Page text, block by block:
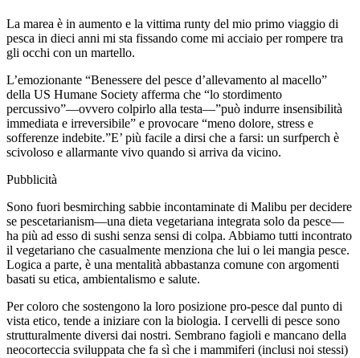
La marea è in aumento e la vittima runty del mio primo viaggio di
pesca in dieci anni mi sta fissando come mi acciaio per rompere tra
gli occhi con un martello.
L’emozionante “Benessere del pesce d’allevamento al macello”
della US Humane Society afferma che “lo stordimento
percussivo”—ovvero colpirlo alla testa—”può indurre insensibilità
immediata e irreversibile” e provocare “meno dolore, stress e
sofferenze indebite.”E’ più facile a dirsi che a farsi: un surfperch è
scivoloso e allarmante vivo quando si arriva da vicino.
Pubblicità
Sono fuori besmirching sabbie incontaminate di Malibu per decidere
se pescetarianism—una dieta vegetariana integrata solo da pesce—
ha più ad esso di sushi senza sensi di colpa. Abbiamo tutti incontrato
il vegetariano che casualmente menziona che lui o lei mangia pesce.
Logica a parte, è una mentalità abbastanza comune con argomenti
basati su etica, ambientalismo e salute.
Per coloro che sostengono la loro posizione pro-pesce dal punto di
vista etico, tende a iniziare con la biologia. I cervelli di pesce sono
strutturalmente diversi dai nostri. Sembrano fagioli e mancano della
neocorteccia sviluppata che fa sì che i mammiferi (inclusi noi stessi)